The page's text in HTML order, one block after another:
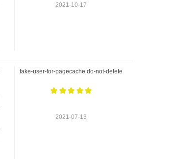
2021-10-17
fake-user-for-pagecache do-not-delete
2021-07-13